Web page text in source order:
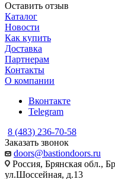
Оставить отзыв
Каталог
Новости
Как купить
Доставка
Партнерам
Контакты
О компании
Вконтакте
Telegram
8 (483) 236-70-58
Заказать звонок
doors@bastiondoors.ru
Россия, Брянская обл.,
ул.Шоссейная, д.13